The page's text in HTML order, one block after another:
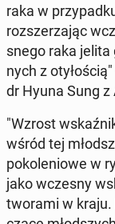
raka w
roz­sze­rza­jąc
sne­go raka
nych z
dr Hyuna Sung
"Wzrost
wśród tej
po­ko­le­nio­we w
jako wczesny
two­ra­mi w